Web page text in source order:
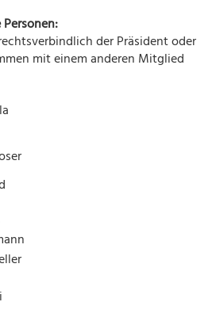
der Präsident oder
mit einem anderen Mitglied